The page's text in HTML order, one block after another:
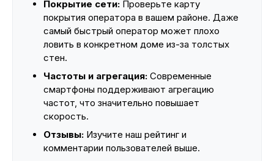
Покрытие сети: Проверьте карту
покрытия оператора в вашем районе. Даже
самый быстрый оператор может плохо
ловить в конкретном доме из-за толстых
стен.
Частоты и агрегация: Современные
смартфоны поддерживают агрегацию
частот, что значительно повышает
скорость.
Отзывы: Изучите наш рейтинг и
комментарии пользователей выше.